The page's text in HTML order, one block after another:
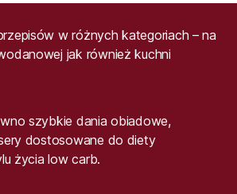
w różnych kategoriach – na
jak również kuchni
szybkie dania obiadowe,
dostosowane do diety
życia low carb.